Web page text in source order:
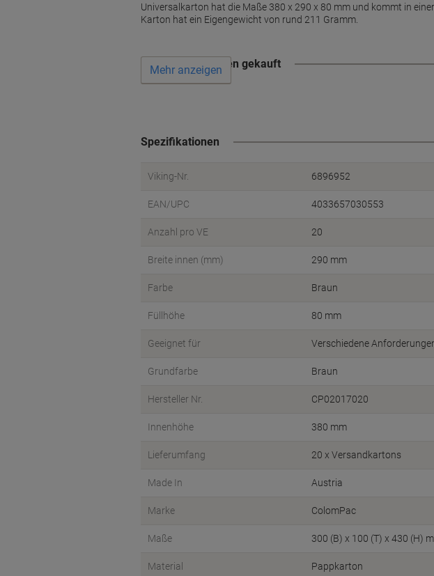
Universalkarton hat die Maße 380 x 290 x 80 mm und kommt in
Karton hat ein Eigengewicht von rund 211 Gramm.
Wird oft zusammen gekauft
Mehr anzeigen
Spezifikationen
Viking-Nr. 6896952
EAN/UPC 4033657030553
Anzahl pro VE 20
Breite innen (mm) 290 mm
Farbe Braun
Füllhöhe 80 mm
Geeignet für Verschiedene
Grundfarbe Braun
Hersteller Nr. CP02017020
Innenhöhe 380 mm
Lieferumfang 20 x Versandkartons
Made In Austria
Marke ColomPac
Maße 300 (B) x 100 (T) x 430 (H)
Material Pappkarton